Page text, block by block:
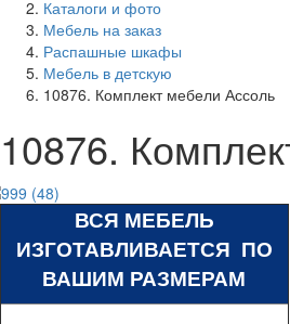
Каталоги и фото
Мебель на заказ
Распашные шкафы
Мебель в детскую
10876. Комплект мебели Ассоль
10876.
ВСЯ МЕБЕЛЬ
ИЗГОТАВЛИВАЕТСЯ ПО
ВАШИМ РАЗМЕРАМ